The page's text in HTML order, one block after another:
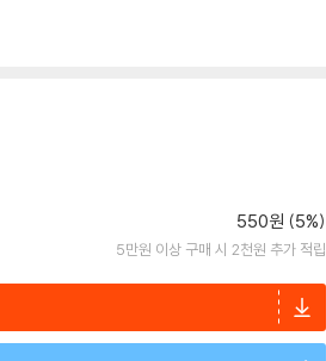
550원 (5%)
5만원 이상 구매 시 2천원 추가 적립